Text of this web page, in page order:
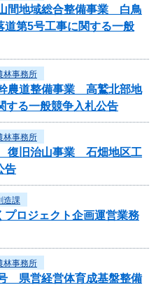
間地域総合整備事業 白鳥
第5号工事に関する一般
林事務所
農道整備事業 高鷲北部地
る一般競争入札公告
林事務所
復旧治山事業 石畑地区工
告
造課
プロジェクト企画運営業務
林事務所
県営経営体育成基盤整備